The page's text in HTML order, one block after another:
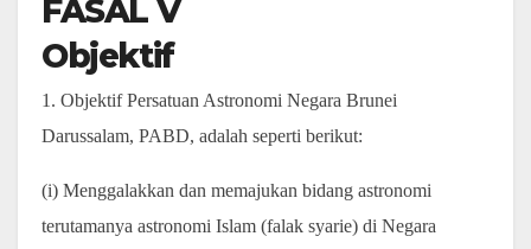
FASAL V
Objektif
1. Objektif Persatuan Astronomi Negara Brunei
Darussalam, PABD, adalah seperti berikut:
(i) Menggalakkan dan memajukan bidang astronomi
terutamanya astronomi Islam (falak syarie) di Negara